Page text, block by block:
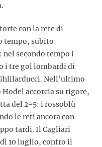
con la rete di
tempo, subito
secondo tempo i
i tre gol lombardi di
Nell’ultimo
accorcia su rigore,
del 2-5: i rossoblù
le reti ancora con
tardi. Il Cagliari
10 luglio, contro il